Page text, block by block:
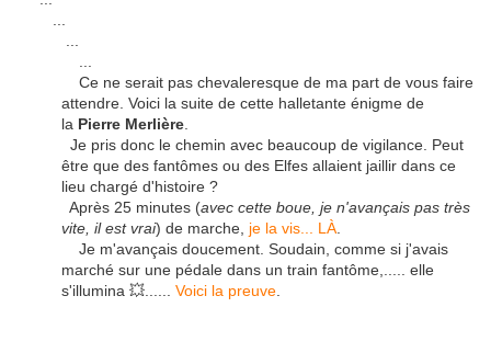
Ce ne serait pas chevaleresque de ma part de vous faire
attendre. Voici la suite de cette halletante énigme de
la Pierre Merlière
Je pris donc le chemin avec beaucoup de vigilance. Peut
être que des fantômes ou des Elfes allaient jaillir dans ce
lieu chargé d'histoire ?
Après 25 minutes (avec cette boue, je n'avançais pas très
vite, il est vrai) de marche, je la vis... LÀ
Je m'avançais doucement. Soudain, comme si j'avais
marché sur une pédale dans un train fantôme,..... elle
s'illumina 💥...... Voici la preuve